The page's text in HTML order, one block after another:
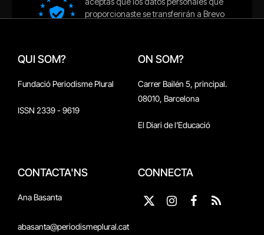
QUI SOM?
Fundació Periodisme Plural
ISSN 2339 - 9619
ON SOM?
Carrer Bailén 5, principal.
08010, Barcelona
El Diari de l'Educació
CONTACTA'NS
Ana Basanta
abasanta@periodismeplural.cat
CONNECTA
X
Instagram
Facebook
RSS